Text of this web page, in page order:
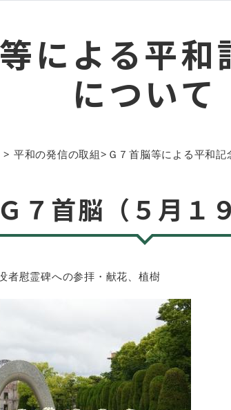
による平和
について
平和の発信の取組> Ｇ７首脳等による平和記
Ｇ７首脳（５月１
者慰霊碑への参拝・献花、植樹